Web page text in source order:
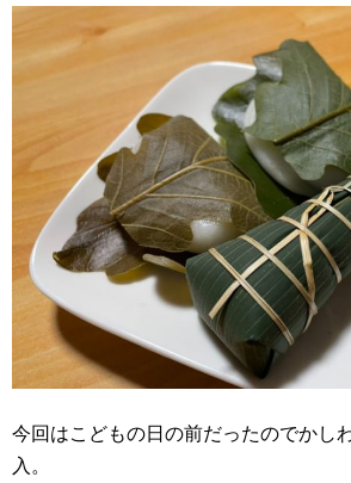
今回はこどもの日の前だったのでかし
入。